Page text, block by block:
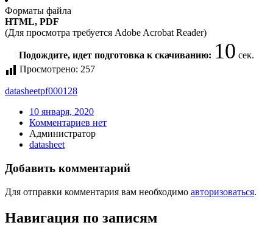
Форматы файла
HTML, PDF
(Для просмотра требуется Adobe Acrobat Reader)
Подождите, идет подготовка к скачиванию: 10 сек.
Просмотрено: 257
datasheetpf000128
10 января, 2020
Комментариев нет
Администратор
datasheet
Добавить комментарий
Для отправки комментария вам необходимо авторизоваться.
Навигация по записям